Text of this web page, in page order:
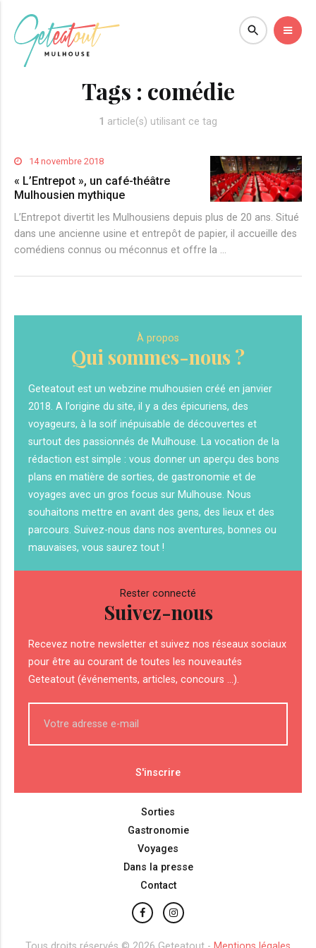
Tags : comédie
1 article(s) utilisant ce tag
14 novembre 2018
« L’Entrepot », un café-théâtre
Mulhousien mythique
L’Entrepot divertit les Mulhousiens depuis plus de 20 ans. Situé
dans une ancienne usine et entrepôt de papier, il accueille des
comédiens connus ou méconnus et offre la …
À propos
Qui sommes-nous ?
Geteatout est un webzine mulhousien créé en janvier
2018. A l’origine du site, il y a des épicuriens, des
voyageurs, à la soif inépuisable de découvertes et
surtout des passionnés de Mulhouse. La vocation de la
rédaction est simple : vous donner un aperçu des bons
plans en matière de sorties, de gastronomie et de
voyages avec un gros focus sur Mulhouse. Nous
souhaitons mettre en avant des gens, des lieux et des
parcours. Suivez-nous dans nos aventures, bonnes ou
mauvaises, vous saurez tout !
Rester connecté
Suivez-nous
Recevez notre newsletter et suivez nos réseaux sociaux
pour être au courant de toutes les nouveautés
Geteatout (événements, articles, concours ...).
Sorties
Gastronomie
Voyages
Dans la presse
Contact